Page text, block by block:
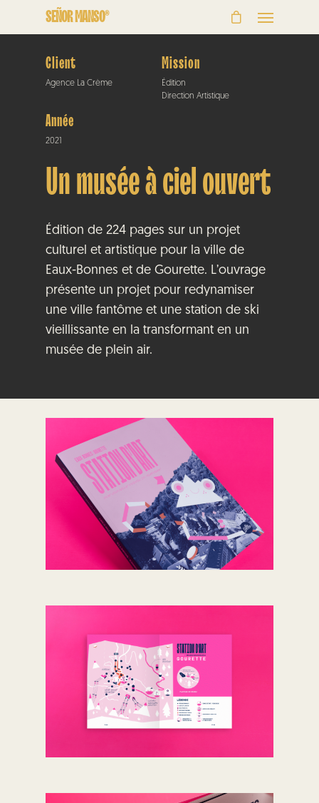
SEÑOR MANSO®
Client
Agence La Crème
Année
2021
Mission
Édition
Direction Artistique
Un musée à ciel ouvert
Édition de 224 pages sur un projet
culturel et artistique pour la ville de
Eaux-Bonnes et de Gourette. L’ouvrage
présente un projet pour redynamiser
une ville fantôme et une station de ski
vieillissante en la transformant en un
musée de plein air.